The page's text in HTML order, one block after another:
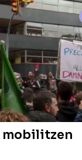
mobilitzen